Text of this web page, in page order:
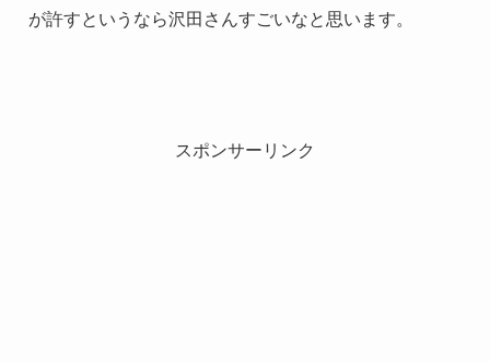
が許すというなら沢田さんすごいなと思います。
スポンサーリンク